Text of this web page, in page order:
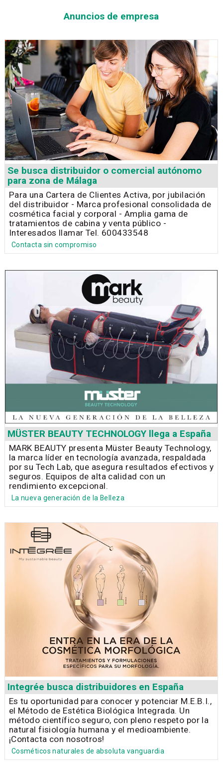
Anuncios de empresa
Se busca distribuidor o comercial autónomo
para zona de Málaga
Para una Cartera de Clientes Activa, por jubilación
del distribuidor - Marca profesional consolidada de
cosmética facial y corporal - Amplia gama de
tratamientos de cabina y venta público -
Interesados llamar Tel. 600433548
Contacta sin compromiso
MÜSTER BEAUTY TECHNOLOGY llega a España
MARK BEAUTY presenta Müster Beauty Technology,
la marca líder en tecnología avanzada, respaldada
por su Tech Lab, que asegura resultados efectivos y
seguros. Equipos de alta calidad con un
rendimiento excepcional.
La nueva generación de la Belleza
Integrée busca distribuidores en España
Es tu oportunidad para conocer y potenciar M.E.B.I.,
el Método de Estética Biológica Integrada. Un
método científico seguro, con pleno respeto por la
natural fisiología humana y el medioambiente.
¡Contacta con nosotros!
Cosméticos naturales de absoluta vanguardia